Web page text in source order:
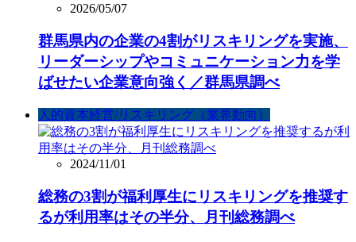
2026/05/07
群馬県内の企業の4割がリスキリングを実施、
リーダーシップやコミュニケーション力を学
ばせたい企業意向強く／群馬県調べ
人的資本経営/リスキリング（業界動向）
2024/11/01
総務の3割が福利厚生にリスキリングを推奨す
るが利用率はその半分、月刊総務調べ